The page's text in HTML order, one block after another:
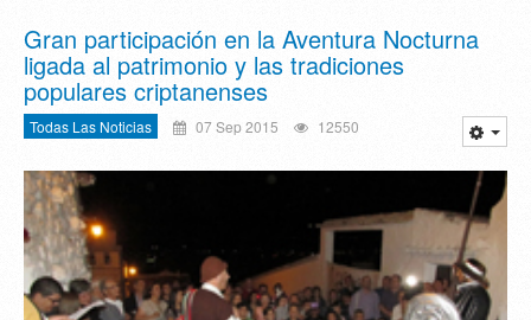
Gran participación en la Aventura Nocturna
ligada al patrimonio y las tradiciones
populares criptanenses
Todas Las Noticias 07 Sep 2015 12550